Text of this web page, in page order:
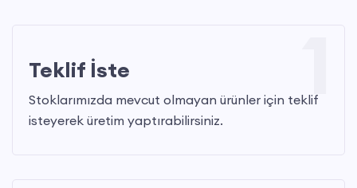
Teklif İste
Stoklarımızda mevcut olmayan ürünler için teklif
isteyerek üretim yaptırabilirsiniz.